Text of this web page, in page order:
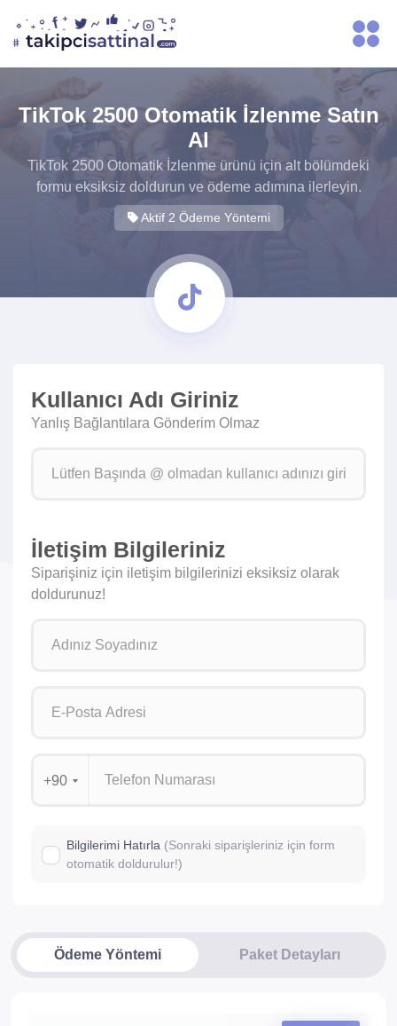
TikTok 2500 Otomatik İzlenme Satın
Al
TikTok 2500 Otomatik İzlenme ürünü için alt bölümdeki
formu eksiksiz doldurun ve ödeme adımına ilerleyin.
Aktif 2 Ödeme Yöntemi
Kullanıcı Adı Giriniz
Yanlış Bağlantılara Gönderim Olmaz
İletişim Bilgileriniz
Siparişiniz için iletişim bilgilerinizi eksiksiz olarak
doldurunuz!
+90
Bilgilerimi Hatırla (Sonraki siparişleriniz için form
otomatik doldurulur!)
Ödeme Yöntemi Paket Detayları